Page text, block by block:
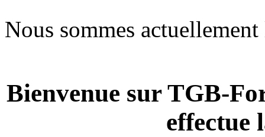
Nous sommes
Bienvenue sur TGB-